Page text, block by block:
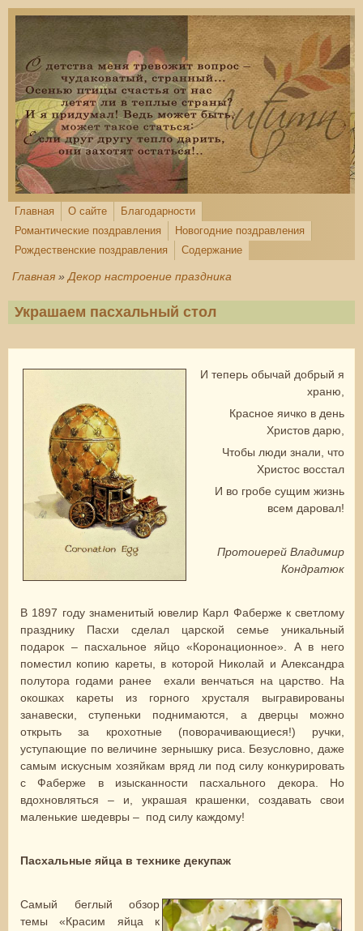
Перейти к основному содержанию
Главная О сайте
Благодарности
Романтические поздравления
Новогодние поздравления
Рождественские поздравления
Содержание
Главная » Декор настроение праздника
Украшаем пасхальный стол
И теперь обычай добрый я
храню,
Красное яичко в день
Христов дарю,
Чтобы люди знали, что
Христос восстал
И во гробе сущим жизнь
всем даровал!
Протоиерей Владимир
Кондратюк
В 1897 году знаменитый ювелир Карл Фаберже к светлому
празднику Пасхи сделал царской семье уникальный
подарок – пасхальное яйцо «Коронационное». А в него
поместил копию кареты, в которой Николай и Александра
полутора годами ранее ехали венчаться на царство. На
окошках кареты из горного хрусталя выгравированы
занавески, ступеньки поднимаются, а дверцы можно
открыть за крохотные (поворачивающиеся!) ручки,
уступающие по величине зернышку риса. Безусловно, даже
самым искусным хозяйкам вряд ли под силу конкурировать
с Фаберже в изысканности пасхального декора. Но
вдохновляться – и, украшая крашенки, создавать свои
маленькие шедевры – под силу каждому!
Пасхальные яйца в технике декупаж
Самый беглый обзор
темы «Красим яйца к